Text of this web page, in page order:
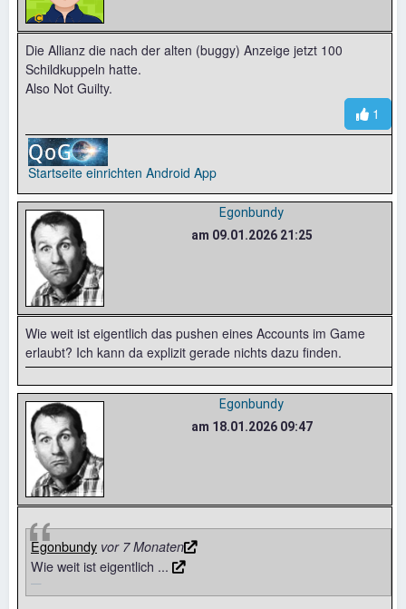
Die Allianz die nach der alten (buggy) Anzeige jetzt 100
Schildkuppeln hatte.
Also Not Guilty.
1
Startseite einrichten Android App
Egonbundy
am 09.01.2026 21:25
Wie weit ist eigentlich das pushen eines Accounts im Game
erlaubt? Ich kann da explizit gerade nichts dazu finden.
Egonbundy
am 18.01.2026 09:47
Egonbundy vor 7 Monaten
Wie weit ist eigentlich ...